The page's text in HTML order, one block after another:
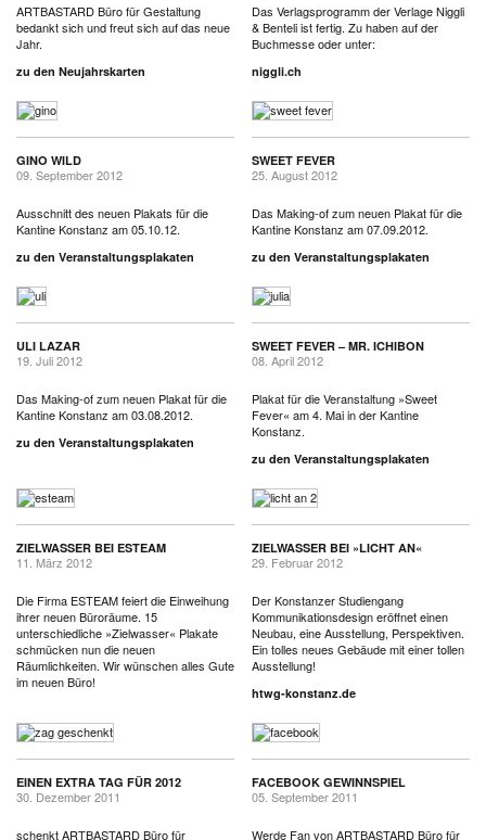
ARTBASTARD Büro für Gestaltung
bedankt sich und freut sich auf das neue
Jahr.
zu den Neujahrskarten
Das Verlagsprogramm der Verlage Niggli
& Benteli ist fertig. Zu haben auf der
Buchmesse oder unter:
niggli.ch
GINO WILD
09. September 2012
Ausschnitt des neuen Plakats für die
Kantine Konstanz am 05.10.12.
zu den Veranstaltungsplakaten
SWEET FEVER
25. August 2012
Das Making-of zum neuen Plakat für die
Kantine Konstanz am 07.09.2012.
zu den Veranstaltungsplakaten
ULI LAZAR
19. Juli 2012
Das Making-of zum neuen Plakat für die
Kantine Konstanz am 03.08.2012.
zu den Veranstaltungsplakaten
SWEET FEVER – MR. ICHIBON
08. April 2012
Plakat für die Veranstaltung »Sweet
Fever« am 4. Mai in der Kantine
Konstanz.
zu den Veranstaltungsplakaten
ZIELWASSER BEI ESTEAM
11. März 2012
Die Firma ESTEAM feiert die Einweihung
ihrer neuen Büroräume. 15
unterschiedliche »Zielwasser« Plakate
schmücken nun die neuen
Räumlichkeiten. Wir wünschen alles Gute
im neuen Büro!
ZIELWASSER BEI »LICHT AN«
29. Februar 2012
Der Konstanzer Studiengang
Kommunikationsdesign eröffnet einen
Neubau, eine Ausstellung, Perspektiven.
Ein tolles neues Gebäude mit einer tollen
Ausstellung!
htwg-konstanz.de
EINEN EXTRA TAG FÜR 2012
30. Dezember 2011
schenkt ARTBASTARD Büro für
FACEBOOK GEWINNSPIEL
05. September 2011
Werde Fan von ARTBASTARD Büro für